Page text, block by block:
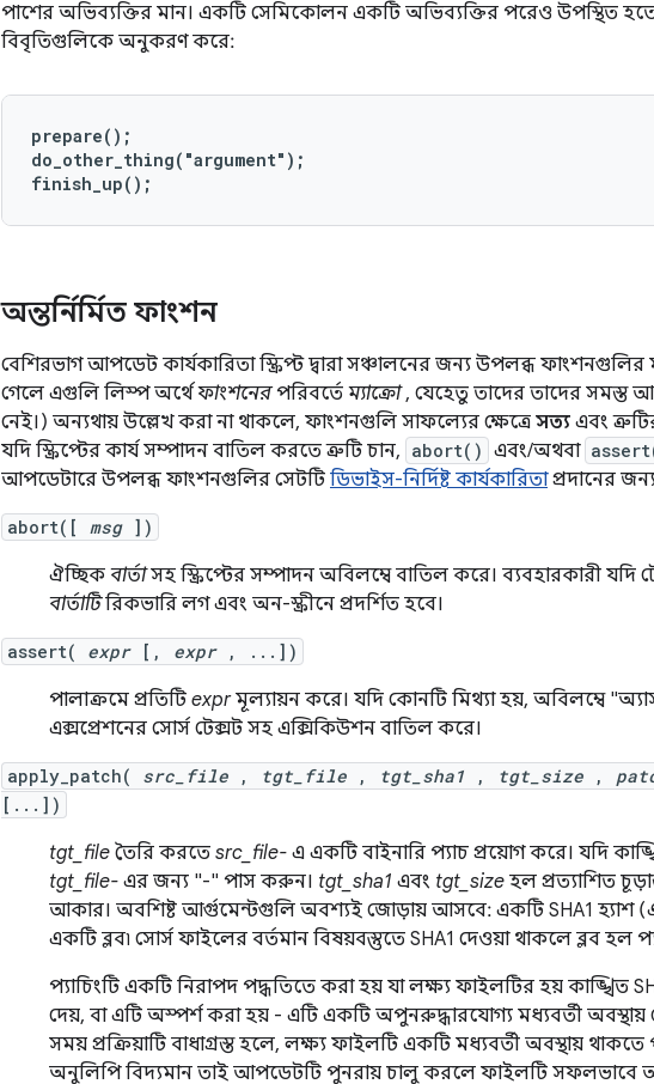
পাশের অভিব্যক্তির মান। একটি সেমিকোলন একটি অভিব্যক্তির পরেও উপস্থিত হতে
বিবৃতিগুলিকে অনুকরণ করে:
prepare();
do_other_thing("argument");
finish_up();
অন্তর্নির্মিত ফাংশন
বেশিরভাগ আপডেট কার্যকারিতা স্ক্রিপ্ট দ্বারা সঞ্চালনের জন্য উপলব্ধ
গেলে এগুলি লিস্প অর্থেফাংশনেরপরিবর্তে ম্যাক্রো, যেহেতু তাদের তাদের সমস্ত
নেই।) অন্যথায় উল্লেখ করা না থাকলে, ফাংশনগুলি সাফল্যের ক্ষেত্রে সত্য এবং
যদি স্ক্রিপ্টের কার্য সম্পাদন বাতিল করতে ত্রুটি চান, abort() এবং/অথবা
আপডেটারে উপলব্ধ ফাংশনগুলির সেটটি ডিভাইস-নির্দিষ্ট কার্যকারিতাপ্রদানের
abort([ msg])
ঐচ্ছিক বার্তাসহ স্ক্রিপ্টের সম্পাদন অবিলম্বে বাতিল করে। ব্যবহারকারী যদি
বার্তাটিরিকভারি লগ এবং অন-স্ক্রীনে প্রদর্শিত হবে।
assert( expr[, expr, ...])
পালাক্রমে প্রতিটি exprমূল্যায়ন করে। যদি কোনটি মিথ্যা হয়, অবিলম্বে
এক্সপ্রেশনের সোর্স টেক্সট সহ এক্সিকিউশন বাতিল করে।
apply_patch( src_file , tgt_file , tgt_sha1 , tgt_size ,
[...])
tgt_file তৈরি করতে src_file- এ একটি বাইনারি প্যাচ প্রয়োগ করে। যদি
tgt_file- এর জন্য "-" পাস করুন। tgt_sha1 এবং tgt_size হল প্রত্যাশিত
আকার। অবশিষ্ট আর্গুমেন্টগুলি অবশ্যই জোড়ায় আসবে: একটি SHA1 হ্যাশ
একটি ব্লব৷ সোর্স ফাইলের বর্তমান বিষয়বস্তুতে SHA1 দেওয়া থাকলে ব্লব হল
প্যাচিংটি একটি নিরাপদ পদ্ধতিতে করা হয় যা লক্ষ্য ফাইলটির হয় কাঙ্খিত
দেয়, বা এটি অস্পর্শ করা হয় - এটি একটি অপুনরুদ্ধারযোগ্য মধ্যবর্তী অবস্থায়
সময় প্রক্রিয়াটি বাধাগ্রস্ত হলে, লক্ষ্য ফাইলটি একটি মধ্যবর্তী অবস্থায় থাকতে
অনুলিপি বিদ্যমান তাই আপডেটটি পুনরায় চালু করলে ফাইলটি সফলভাবে